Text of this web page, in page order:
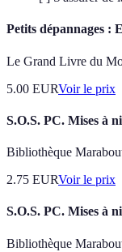
Petits dépannages :
Le Grand Livre du
5.00 EURVoir le prix
S.O.S. PC. Mises à
Bibliothèque
2.75 EURVoir le prix
S.O.S. PC. Mises à
Bibliothèque